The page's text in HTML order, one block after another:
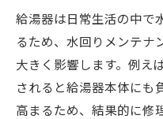
給湯器は日常生活の中で
るため、水回りメンテナ
大きく影響します。例え
されると給湯器本体にも
高まるため、結果的に修